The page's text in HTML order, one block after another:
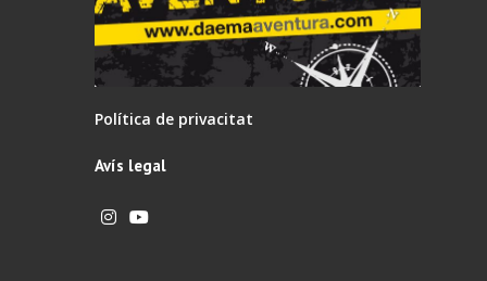
Política de privacitat
Avís legal